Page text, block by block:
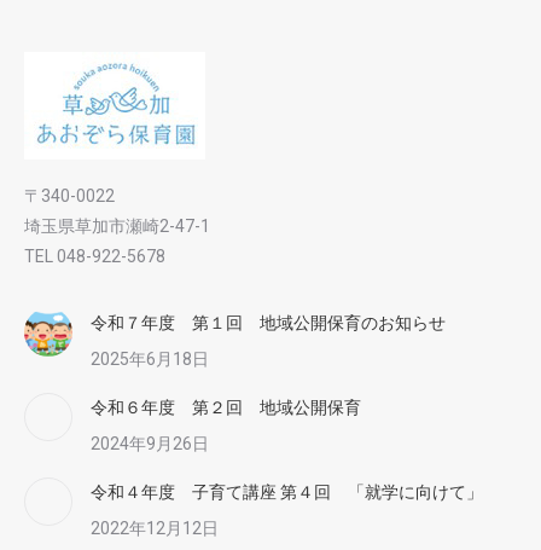
〒340-0022
埼玉県草加市瀬崎2-47-1
TEL 048-922-5678
令和７年度 第１回 地域公開保育のお知らせ
2025年6月18日
令和６年度 第２回 地域公開保育
2024年9月26日
令和４年度 子育て講座 第４回 「就学に向けて」
2022年12月12日